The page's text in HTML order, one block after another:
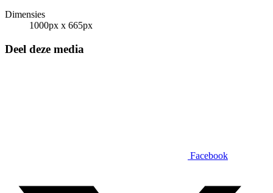
Dimensies
1000px x 665px
Deel deze media
Facebook